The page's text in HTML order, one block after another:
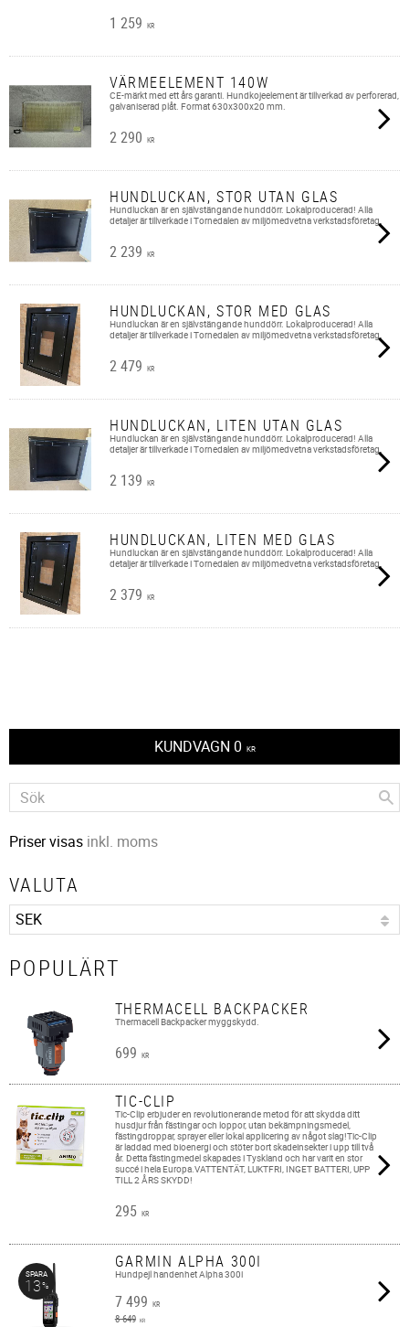
1 259 KR
VÄRMEELEMENT 140W
CE-märkt med ett års garanti. Hundkojeelement är tillverkad av perforerad,
galvaniserad plåt. Format 630x300x20 mm.
2 290 KR
HUNDLUCKAN, STOR UTAN GLAS
Hundluckan är en självstängande hunddörr. Lokalproducerad! Alla
detaljer är tillverkade i Tornedalen av miljömedvetna verkstadsföretag.
2 239 KR
HUNDLUCKAN, STOR MED GLAS
Hundluckan är en självstängande hunddörr. Lokalproducerad! Alla
detaljer är tillverkade i Tornedalen av miljömedvetna verkstadsföretag.
2 479 KR
HUNDLUCKAN, LITEN UTAN GLAS
Hundluckan är en självstängande hunddörr. Lokalproducerad! Alla
detaljer är tillverkade i Tornedalen av miljömedvetna verkstadsföretag.
2 139 KR
HUNDLUCKAN, LITEN MED GLAS
Hundluckan är en självstängande hunddörr. Lokalproducerad! Alla
detaljer är tillverkade i Tornedalen av miljömedvetna verkstadsföretag.
2 379 KR
KUNDVAGN 0 KR
Priser visas inkl. moms
VALUTA
POPULÄRT
THERMACELL BACKPACKER
Thermacell Backpacker myggskydd.
699 KR
TIC-CLIP
Tic-Clip erbjuder en revolutionerande metod för att skydda ditt
husdjur från fästingar och loppor, utan bekämpningsmedel,
fästingdroppar, sprayer eller lokal applicering av något slag!Tic-Clip
är laddad med bioenergi och stöter bort skadeinsekter i upp till två
år. Detta fästingmedel skapades i Tyskland och har varit en stor
succé i hela Europa.VATTENTÄT, LUKTFRI, INGET BATTERI, UPP
TILL 2 ÅRS SKYDD!
295 KR
GARMIN ALPHA 300I
Hundpejl handenhet Alpha 300i
7 499 KR
8 649 KR
SPARA
13%